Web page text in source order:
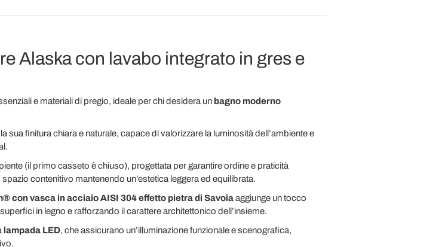
Alaska con lavabo integrato in gres e
e materiali di pregio, ideale per chi desidera un bagno moderno
sua finitura chiara e naturale, capace di valorizzare la luminosità dell’ambiente e
(il primo casseto è chiuso), progettata per garantire ordine e praticità
contenitivo mantenendo un’estetica leggera ed equilibrata.
con vasca in acciaio AISI 304 effetto pietra di Savoiaaggiunge un tocco
in legno e rafforzando il carattere architettonico dell’insieme.
lampada LED, che assicurano un’illuminazione funzionale e scenografica,